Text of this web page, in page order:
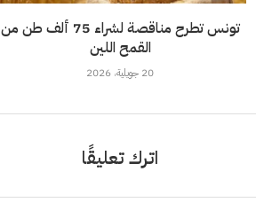
تونس تطرح مناقصة لشراء 75 ألف طن من
القمح اللين
20 جويلية، 2026
اترك تعليقًا